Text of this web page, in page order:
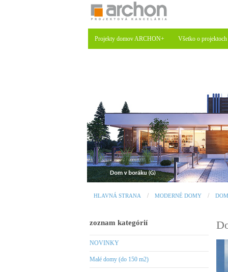
Projekty domov ARCHON+ Všetko o projektoch
HLAVNÁ STRANA MODERNÉ DOMY
zoznam kategórií
NOVINKY
Malé domy (do 150 m2)